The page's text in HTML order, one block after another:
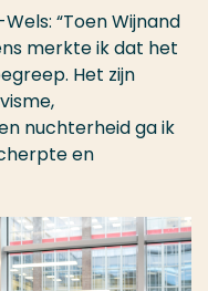
“Toen Wijnand
merkte ik dat het
Het zijn
nuchterheid ga ik
en